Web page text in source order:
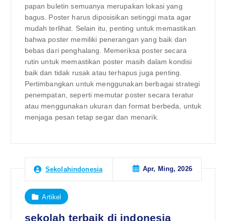
papan buletin semuanya merupakan lokasi yang
bagus. Poster harus diposisikan setinggi mata agar
mudah terlihat. Selain itu, penting untuk memastikan
bahwa poster memiliki penerangan yang baik dan
bebas dari penghalang. Memeriksa poster secara
rutin untuk memastikan poster masih dalam kondisi
baik dan tidak rusak atau terhapus juga penting.
Pertimbangkan untuk menggunakan berbagai strategi
penempatan, seperti memutar poster secara teratur
atau menggunakan ukuran dan format berbeda, untuk
menjaga pesan tetap segar dan menarik.
Sekolahindonesia Apr, Ming, 2026
Artikel
sekolah terbaik di indonesia